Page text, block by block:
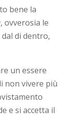
bene la
, ovverosia le
di dentro,
un essere
non vivere più
e si accetta il